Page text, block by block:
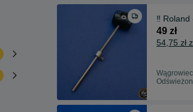
‼️ Roland
49 zł
54,75 zł
Wągrowiec